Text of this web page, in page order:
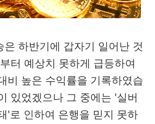
은 하반기에 갑자기 일어난 것
터 예상치 못하게 급등하여
비 높은 수익률을 기록하였습
있었겠으나 그 중에는 '실버
'로 인하여 은행을 믿지 못하